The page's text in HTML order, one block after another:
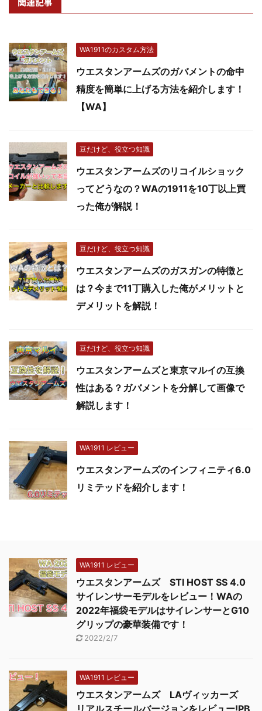
WA1911のカスタム方法
ウエスタンアームズのガバメントの命中
精度を簡単に上げる方法を紹介します！
【WA】
豆だけど、役立つ知識
ウエスタンアームズのリコイルショック
ってどうなの？WAの1911を10丁以上買
った俺が解説！
豆だけど、役立つ知識
ウエスタンアームズのガスガンの特徴と
は？今まで11丁購入した俺がメリットと
デメリットを解説！
豆だけど、役立つ知識
ウエスタンアームズと東京マルイの互換
性はある？ガバメントを分解して画像で
解説します！
WA1911 レビュー
ウエスタンアームズのインフィニティ6.0
リミテッドを紹介します！
WA1911 レビュー
ウエスタンアームズ STI HOST SS 4.0
サイレンサーモデルをレビュー！WAの
2022年福袋モデルはサイレンサーとG10
グリップの豪華装備です！
2022/2/7
WA1911 レビュー
ウエスタンアームズ LAヴィッカーズ
リアルスチールバージョンをレビュー!PB